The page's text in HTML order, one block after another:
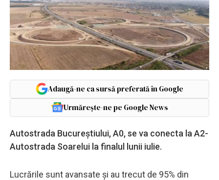
Adaugă-ne ca sursă preferată în Google
Urmărește-ne pe Google News
Autostrada Bucureștiului, A0, se va conecta la A2-
Autostrada Soarelui la finalul lunii iulie.
Lucrările sunt avansate și au trecut de 95% din